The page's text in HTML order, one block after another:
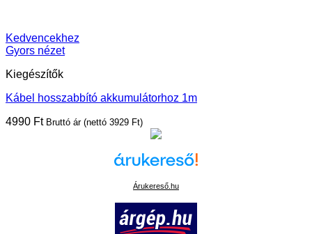
Kedvencekhez
Gyors nézet
Kiegészítők
Kábel hosszabbító akkumulátorhoz 1m
4990 Ft Bruttó ár (nettó 3929 Ft)
Árukereső.hu